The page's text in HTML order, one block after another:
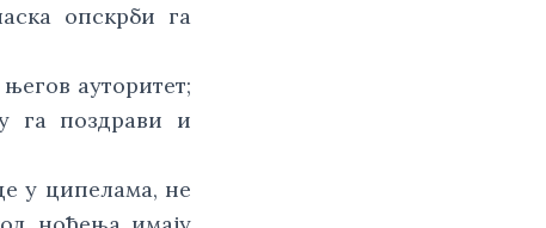
опскрби га
ауторитет;
га поздрави и
у ципелама, не